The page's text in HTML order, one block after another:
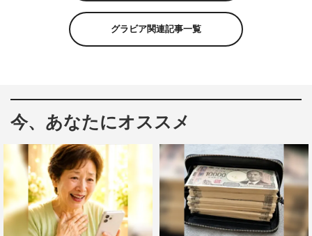
作詞には『フリースタイルダンジョン』（テレビ朝日）
でおなじみ、「9sari group」MC漢 a.k.a. GAMI、作曲には
CD封入特典には『CHAMPAGNE KING』＜明日花キラ
ランダム封入）、さらに、数量限定の初回製造分のみ
に“明日花キララの生シャンパンティー”（セクシー下着）
が封入される。
楽曲とパフォーマンスは、8月19日（土）開催のライブ
グラビア関連記事一覧
今、あなたにオススメ